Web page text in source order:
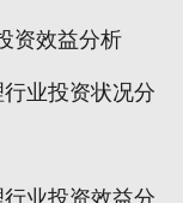
资效益分析
业投资状况分
业投资效益分